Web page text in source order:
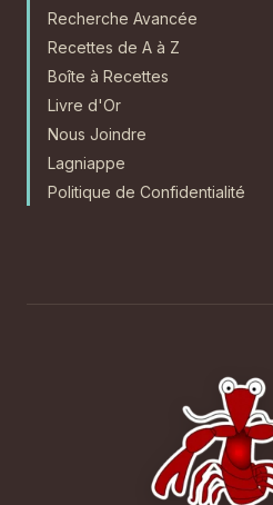
Recherche Avancée
Recettes de A à Z
Boîte à Recettes
Livre d'Or
Nous Joindre
Lagniappe
Politique de Confidentialité